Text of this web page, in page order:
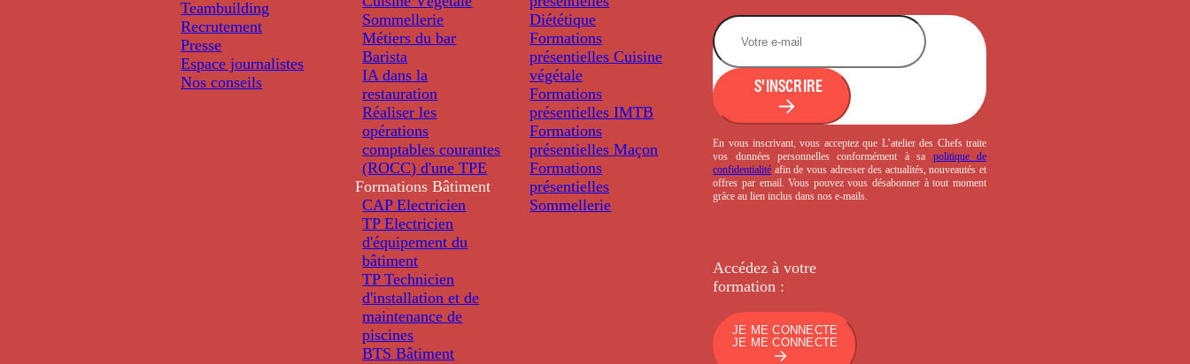
Teambuilding
Recrutement
Presse
Espace journalistes
Nos conseils
Sommellerie
Métiers du bar
Barista
IA dans la
restauration
Réaliser les
opérations
comptables courantes
(ROCC) d'une TPE
Formations Bâtiment
CAP Electricien
TP Electricien
d'équipement du
bâtiment
TP Technicien
d'installation et de
maintenance de
piscines
BTS Bâtiment
Diététique
Formations
présentielles Cuisine
végétale
Formations
présentielles IMTB
Formations
présentielles Maçon
Formations
présentielles
Sommellerie
S'INSCRIRE
En vous inscrivant, vous acceptez que L’atelier des Chefs traite
vos données personnelles conformément à sa politique de
confidentialité afin de vous adresser des actualités, nouveautés et
offres par email. Vous pouvez vous désabonner à tout moment
grâce au lien inclus dans nos e-mails.
Accédez à votre
formation :
JE ME CONNECTE
JE ME CONNECTE